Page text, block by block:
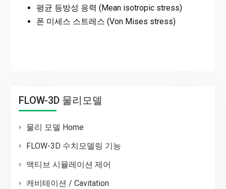
평균 등방성 응력 (Mean isotropic stress)
폰 미세스 스트레스 (Von Mises stress)
FLOW-3D 물리모델
물리 모델 Home
FLOW-3D 수치모델링 기능
액티브 시뮬레이션 제어
캐비테이션 / Cavitation